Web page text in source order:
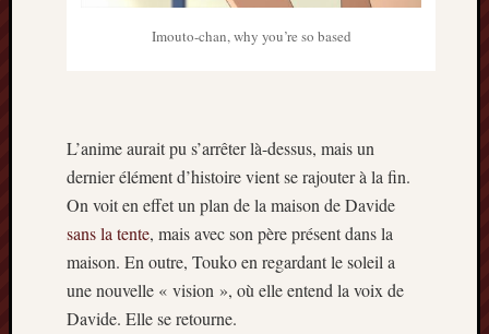
Imouto-chan, why you’re so based
L’anime aurait pu s’arrêter là-dessus, mais un
dernier élément d’histoire vient se rajouter à la fin.
On voit en effet un plan de la maison de Davide
sans la tente, mais avec son père présent dans la
maison. En outre, Touko en regardant le soleil a
une nouvelle « vision », où elle entend la voix de
Davide. Elle se retourne.